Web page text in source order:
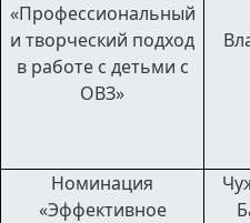
«Профессиональный
и творческий подход
в работе с детьми с
ОВЗ»
Номинация
«Эффективное